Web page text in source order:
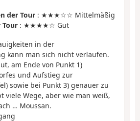
der Tour : ★★★☆☆ Mittelmäßig
: ★★★★☆ Gut
in der
kann man sich nicht verlaufen.
am Ende von Punkt 1)
und Aufstieg zur
sowie bei Punkt 3) genauer zu
viele Wege, aber wie man weiß,
… Moussan.